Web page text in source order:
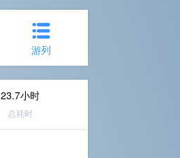
游列
23.7小时
总耗时